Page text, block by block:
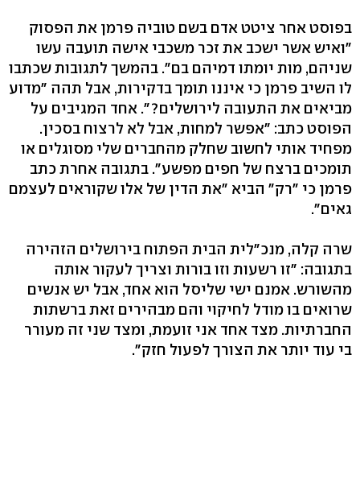
בפוסט אחר ציטט אדם בשם טוביה פרמן את הפסוק
"ואיש אשר ישכב את זכר משכבי אישה תועבה עשו
שניהם, מות יומתו דמיהם בם". בהמשך לתגובות שכתבו
לו השיב פרמן כי איננו תומך בדקירות, אבל תהה "מדוע
מביאים את התעובה לירושלים?". אחד המגיבים על
הפוסט כתב: "אפשר למחות, אבל לא לרצוח בסכין.
מפחיד אותי לחשוב שחלק מהחברים שלי מסוגלים או
תומכים ברצח של חפים מפשע". בתגובה אחרת כתב
פרמן כי "רק" הביא "את הדין של אלו שקוראים לעצמם
גאים".
שרה קלה, מנכ"לית הבית הפתוח בירושלים הזהירה
בתגובה: "זו רשעות וזו בורות וצריך לעקור אותה
מהשורש. אמנם ישי שליסל הוא אחד, אבל יש אנשים
שרואים בו מודל לחיקוי והם מבהירים זאת ברשתות
החברתיות. מצד אחד אני זועמת, ומצד שני זה מעורר
בי עוד יותר את הצורך לפעול חזק".